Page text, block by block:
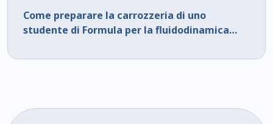
Come preparare la carrozzeria di uno
studente di Formula per la fluidodinamica
superficie CATIA (Parte 1)